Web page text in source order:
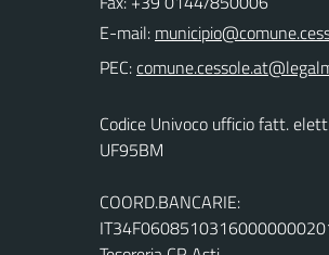
E-mail:
PEC:
Codice Univoco ufficio fatt.
UF95BM
COORD.BANCARIE: